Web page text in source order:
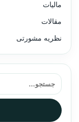
مالیات
مقالات
نظریه مشورتی
جستجو برای: